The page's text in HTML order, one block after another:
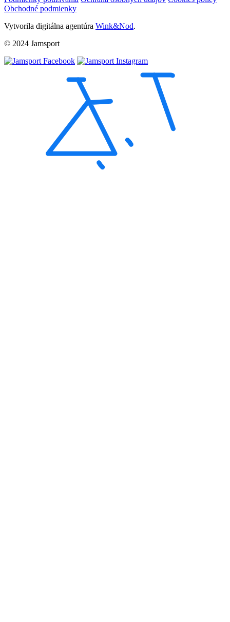
Obchodné podmienky
Vytvorila digitálna agentúra Wink&Nod.
© 2024 Jamsport